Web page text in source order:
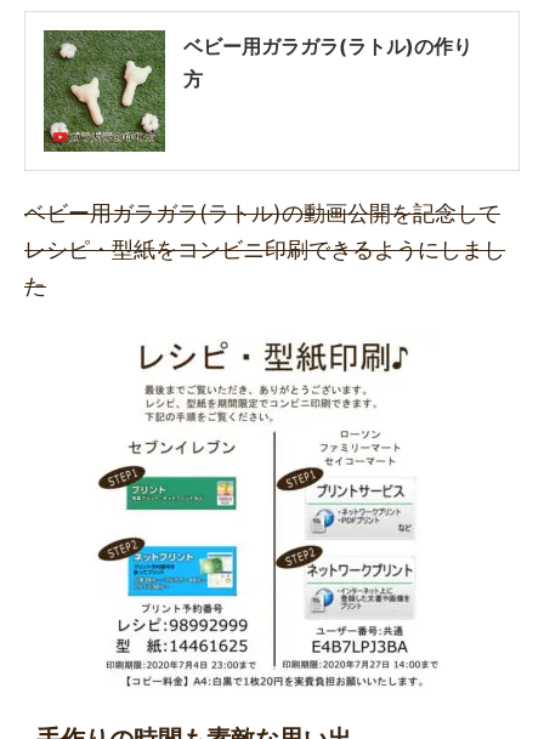
ベビー用ガラガラ(ラトル)の作り
方
ベビー用ガラガラ(ラトル)の動画公開を記念して
レシピ・型紙をコンビニ印刷できるようにしまし
た